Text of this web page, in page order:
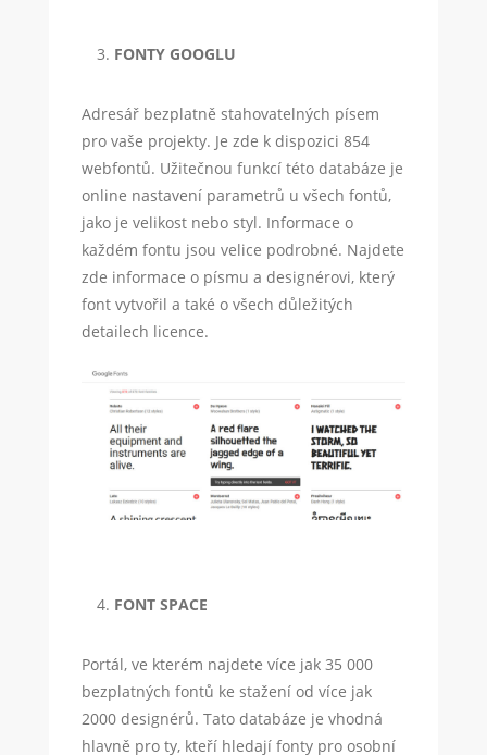
FONTY GOOGLU
Adresář bezplatně stahovatelných písem
pro vaše projekty. Je zde k dispozici 854
webfontů. Užitečnou funkcí této databáze je
online nastavení parametrů u všech fontů,
jako je velikost nebo styl. Informace o
každém fontu jsou velice podrobné. Najdete
zde informace o písmu a designérovi, který
font vytvořil a také o všech důležitých
detailech licence.
FONT SPACE
Portál, ve kterém najdete více jak 35 000
bezplatných fontů ke stažení od více jak
2000 designérů. Tato databáze je vhodná
hlavně pro ty, kteří hledají fonty pro osobní